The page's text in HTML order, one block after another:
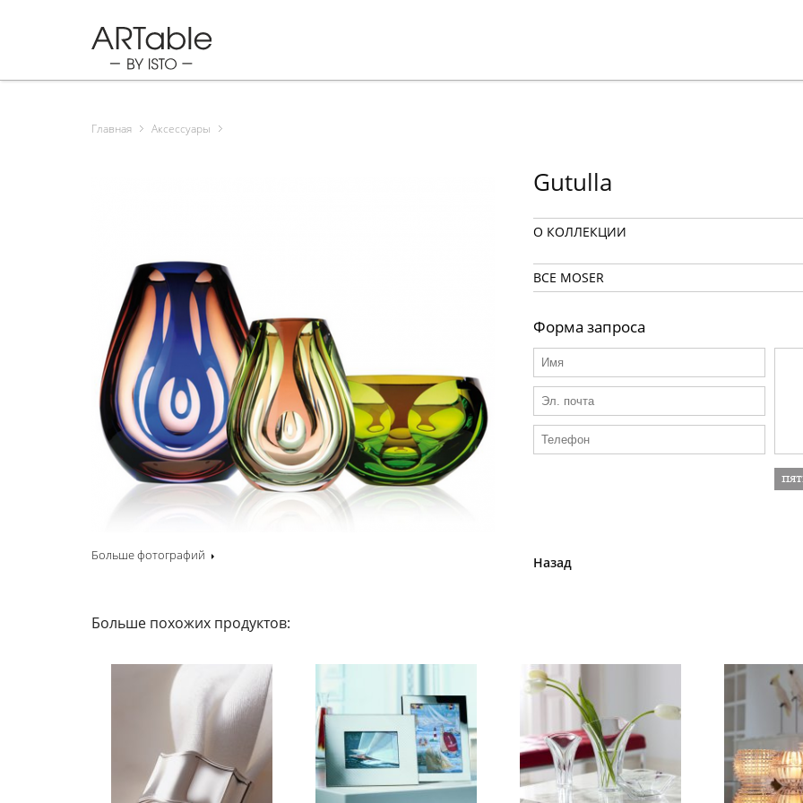
Полезное
О нас
Контакты
Главная Аксессуары
Больше фотографий
Gutulla
О КОЛЛЕКЦИИ
ВСЕ MOSER
Форма запроса
Назад
Больше похожих продуктов: